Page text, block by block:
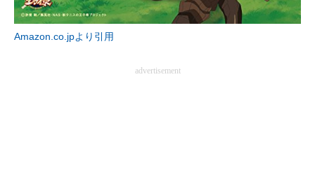
ITエンジニア向け専門サイト
企業向けIT製品の総合サイト
IT製品の技術・比較・事例
Amazon.co.jpより引用
advertisement